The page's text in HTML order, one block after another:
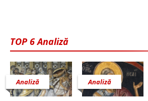
TOP 6 Analiză
Analiză Analiză